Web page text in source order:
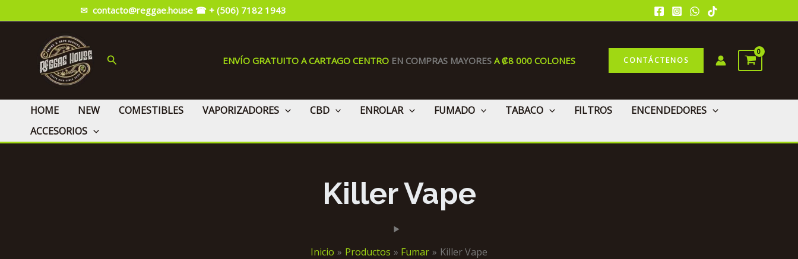
al
✉ contacto@reggae.house ☎ + (506) 7182 1943
Buscar ENVÍO GRATUITO A CARTAGO CENTRO EN COMPRAS MAYORES A ₡8 000 COLONES CONTÁCTENOS
HOME NEW COMESTIBLES VAPORIZADORES CBD ENROLAR FUMADO TABACO FILTROS
ENCENDEDORES
ACCESORIOS
Killer Vape
Inicio Productos Fumar Killer Vape